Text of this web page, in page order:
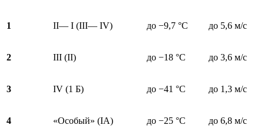
1 II— I (III— IV) до −9,7 °C до 5,6 м/с
2 III (II) до −18 °C до 3,6 м/с
3 IV (1 Б) до −41 °C до 1,3 м/с
4 «Особый» (IA) до −25 °C до 6,8 м/с